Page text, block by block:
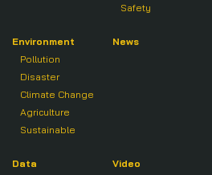
Safety
Environment
Pollution
Disaster
Climate Change
Agriculture
Sustainable
News
Data
Video